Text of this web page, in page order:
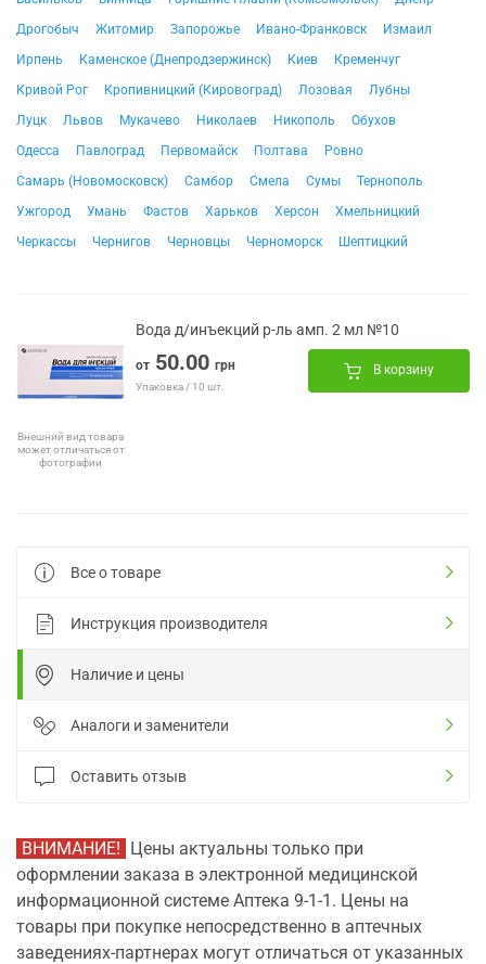
Дрогобыч
Житомир Запорожье Ивано-Франковск
Измаил
Ирпень
Каменское (Днепродзержинск) Киев
Кременчуг
Кривой Рог
Кропивницкий (Кировоград) Лозовая
Лубны
Луцк
Львов Мукачево Николаев Никополь
Обухов
Одесса
Павлоград Первомайск Полтава
Ровно
Самарь (Новомосковск)
Самбор Смела Сумы
Тернополь
Ужгород
Умань Фастов Харьков Херсон
Хмельницкий
Черкассы
Чернигов Черновцы Черноморск Шептицкий
Внешний вид товара
может отличаться от
фотографии
Вода д/инъекций р-ль амп. 2 мл №10
от 50.00 грн
Упаковка / 10 шт.
В корзину
Все о товаре
Инструкция производителя
Наличие и цены
Аналоги и заменители
Оставить отзыв
ВНИМАНИЕ! Цены актуальны только при
оформлении заказа в электронной медицинской
информационной системе Аптека 9-1-1. Цены на
товары при покупке непосредственно в аптечных
заведениях-партнерах могут отличаться от указанных